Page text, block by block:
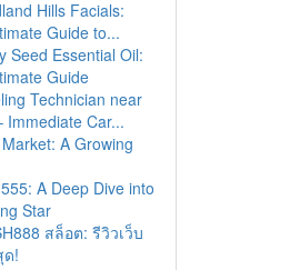
Hills Facials:
Guide to...
Seed Essential Oil:
Guide
Technician near
Immediate Car...
A Growing
A Deep Dive into
Star
สล็อต: รีวิวเว็บ
ด!